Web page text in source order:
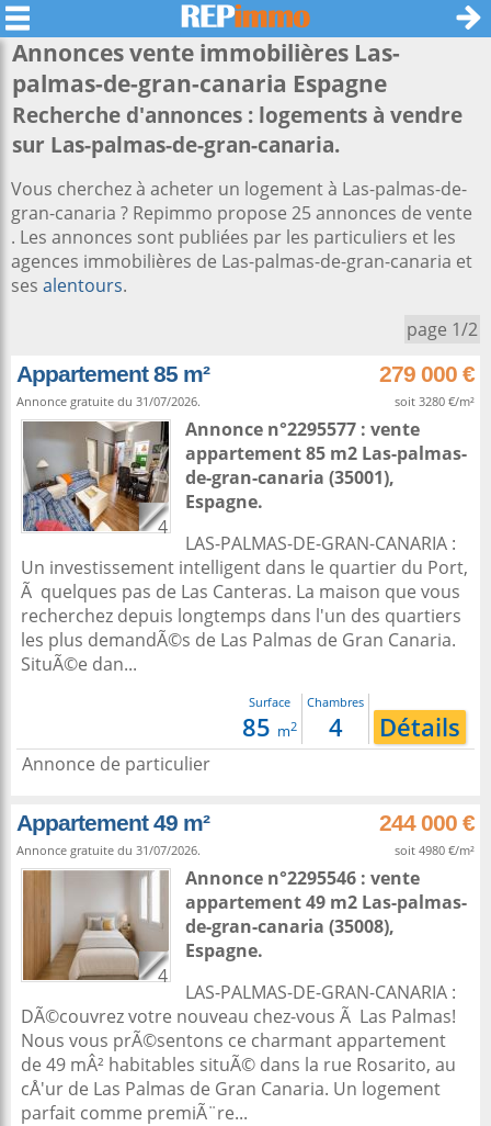
Annonces vente immobilières Las-
palmas-de-gran-canaria Espagne
Recherche d'annonces : logements à vendre
sur Las-palmas-de-gran-canaria.
Vous cherchez à acheter un logement à Las-palmas-de-
gran-canaria ? Repimmo propose 25 annonces de vente
. Les annonces sont publiées par les particuliers et les
agences immobilières de Las-palmas-de-gran-canaria et
ses alentours.
page 1/2
Appartement 85 m² 279 000 €
Annonce gratuite du 31/07/2026. soit 3280 €/m²
4
Annonce n°2295577 : vente
appartement 85 m2 Las-palmas-
de-gran-canaria (35001),
Espagne.
LAS-PALMAS-DE-GRAN-CANARIA :
Un investissement intelligent dans le quartier du Port,
Ã quelques pas de Las Canteras. La maison que vous
recherchez depuis longtemps dans l'un des quartiers
les plus demandÃ©s de Las Palmas de Gran Canaria.
SituÃ©e dan...
Surface
85 m2
Chambres
4 Détails
Annonce de particulier
Appartement 49 m² 244 000 €
Annonce gratuite du 31/07/2026. soit 4980 €/m²
4
Annonce n°2295546 : vente
appartement 49 m2 Las-palmas-
de-gran-canaria (35008),
Espagne.
LAS-PALMAS-DE-GRAN-CANARIA :
DÃ©couvrez votre nouveau chez-vous Ã Las Palmas!
Nous vous prÃ©sentons ce charmant appartement
de 49 mÂ² habitables situÃ© dans la rue Rosarito, au
cÅ'ur de Las Palmas de Gran Canaria. Un logement
parfait comme premiÃ¨re...